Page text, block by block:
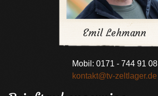
Emil Lehmann
Mobil: 0171 - 744 91 08
kontakt@tv-zeltlager.de